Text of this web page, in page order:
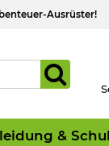
Ausrüster!
&